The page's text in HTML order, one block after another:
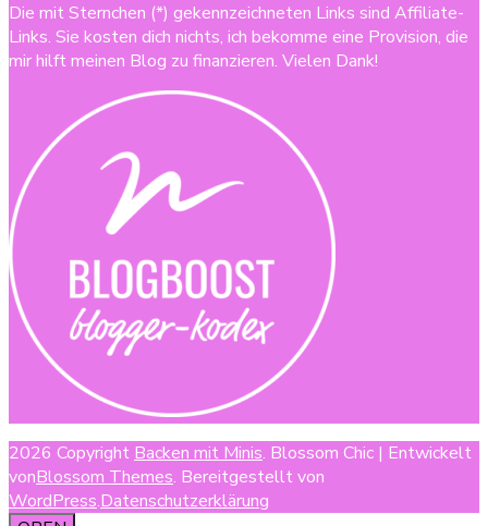
Die mit Sternchen (*) gekennzeichneten Links sind Affiliate-
Links. Sie kosten dich nichts, ich bekomme eine Provision, die
mir hilft meinen Blog zu finanzieren. Vielen Dank!
2026 Copyright Backen mit Minis. Blossom Chic | Entwickelt
vonBlossom Themes. Bereitgestellt von
WordPress.Datenschutzerklärung